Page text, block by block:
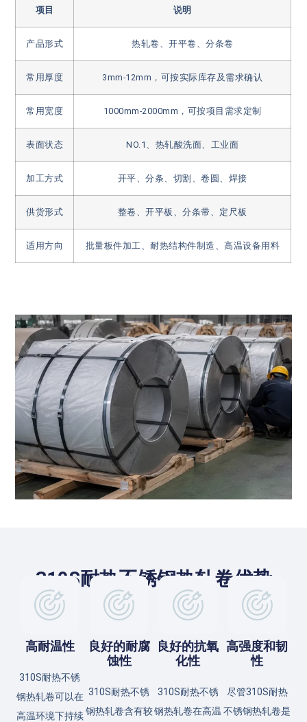
项目 说明
产品形式 热轧卷、开平卷、分条卷
常用厚度 3mm-12mm，可按实际库存及需求确认
常用宽度 1000mm-2000mm，可按项目需求定制
表面状态 NO.1、热轧酸洗面、工业面
加工方式 开平、分条、切割、卷圆、焊接
供货形式 整卷、开平板、分条带、定尺板
适用方向 批量板件加工、耐热结构件制造、高温设备用料
310S耐热不锈钢热轧卷优势
高耐温性
310S耐热不锈
钢热轧卷可以在
高温环境下持续
良好的耐腐
蚀性
310S耐热不锈
钢热轧卷含有较
良好的抗氧
化性
310S耐热不锈
钢热轧卷在高温
高强度和韧
性
尽管310S耐热
不锈钢热轧卷是